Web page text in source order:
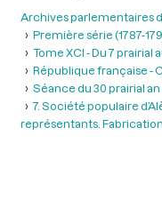
Archives parlementaires
Première série (1787-
Tome XCI - Du 7 prairial
République française -
Séance du 30 prairial an
7. Société populaire
représentants.